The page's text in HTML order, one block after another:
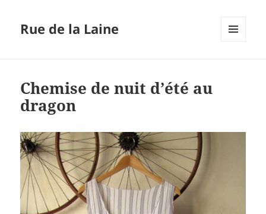
Rue de la Laine
Chemise de nuit d’été au
dragon